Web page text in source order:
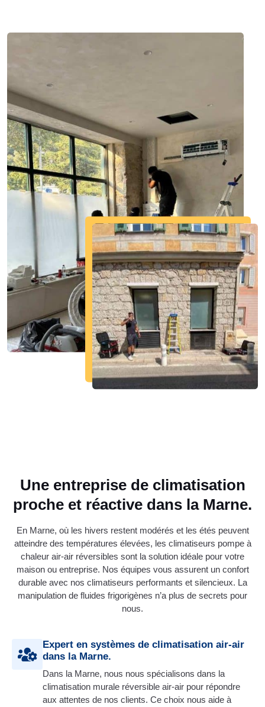
Une entreprise de climatisation
proche et réactive dans la Marne.
En Marne, où les hivers restent modérés et les étés peuvent
atteindre des températures élevées, les climatiseurs pompe à
chaleur air-air réversibles sont la solution idéale pour votre
maison ou entreprise. Nos équipes vous assurent un confort
durable avec nos climatiseurs performants et silencieux. La
manipulation de fluides frigorigènes n’a plus de secrets pour
nous.
Expert en systèmes de climatisation air-air
dans la Marne.
Dans la Marne, nous nous spécialisons dans la
climatisation murale réversible air-air pour répondre
aux attentes de nos clients. Ce choix nous aide à